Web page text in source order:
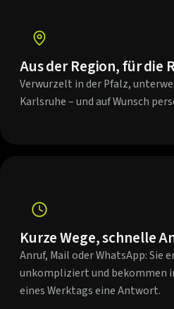
Aus der Region, für die
Verwurzelt in der Pfalz,
Karlsruhe – und auf Wunsch
Kurze Wege, schnelle
Anruf, Mail oder WhatsApp: Sie
unkompliziert und bekommen
eines Werktags eine Antwort.